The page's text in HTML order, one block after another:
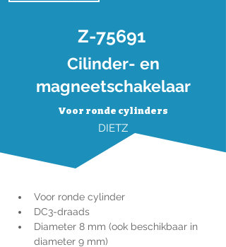
Z-75691
Cilinder- en
magneetschakelaar
Voor ronde cylinders
DIETZ
Voor ronde cylinder
DC3-draads
Diameter 8 mm (ook beschikbaar in
diameter 9 mm)